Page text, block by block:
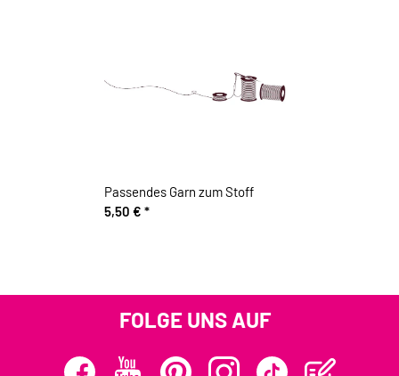
Passendes Garn zum Stoff
5,50 € *
FOLGE UNS AUF